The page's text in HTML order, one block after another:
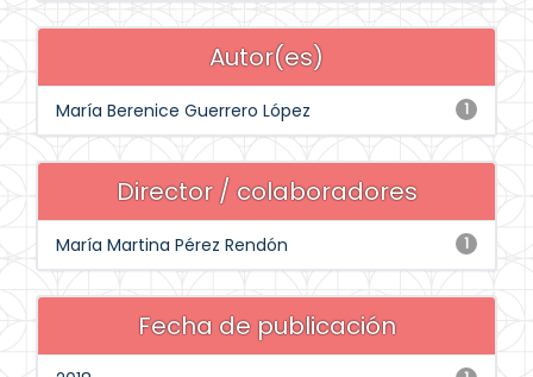
Autor(es)
1
María Berenice Guerrero López
Director / colaboradores
1
María Martina Pérez Rendón
Fecha de publicación